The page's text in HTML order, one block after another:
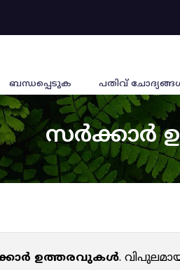
ബന്ധപ്പെടുക പതിവ്
സർക്കാർ
ഉത്തരവുകൾ.